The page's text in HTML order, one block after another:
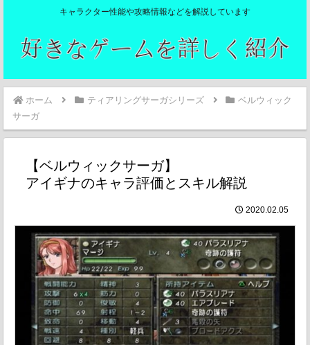
キャラクター性能や攻略情報などを解説しています
ホーム ティアリングサーガシリーズ
ベルウィック
サーガ
【ベルウィックサーガ】
アイギナのキャラ評価とスキル解説
2020.02.05